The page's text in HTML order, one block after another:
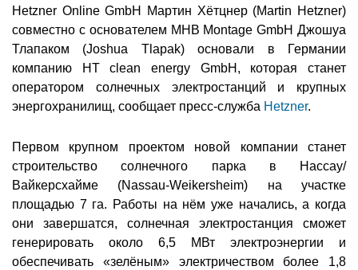
Hetzner Online GmbH Мартин Хётцнер (Martin Hetzner)
совместно с основателем MHB Montage GmbH Джошуа
Тлапаком (Joshua Tlapak) основали в Германии
компанию HT clean energy GmbH, которая станет
оператором солнечных электростанций и крупных
энергохранилищ, сообщает пресс-служба Hetzner.
Первом крупном проектом новой компании станет
строительство солнечного парка в Нассау/
Вайкерсхайме (Nassau-Weikersheim) на участке
площадью 7 га. Работы на нём уже начались, а когда
они завершатся, солнечная электростанция сможет
генерировать около 6,5 МВт электроэнергии и
обеспечивать «зелёным» электричеством более 1,8